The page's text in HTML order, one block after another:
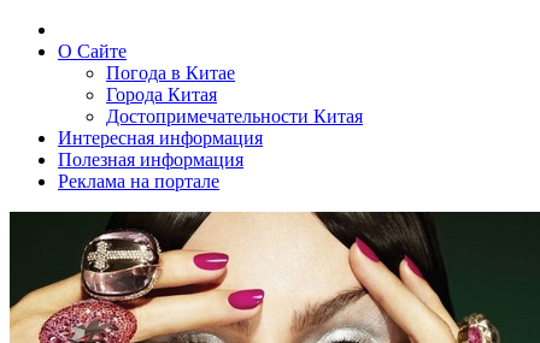
О Сайте
Погода в Китае
Города Китая
Достопримечательности Китая
Интересная информация
Полезная информация
Реклама на портале